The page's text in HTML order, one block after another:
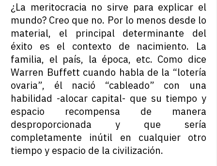
¿La meritocracia no sirve para explicar el
mundo? Creo que no. Por lo menos desde lo
material, el principal determinante del
éxito es el contexto de nacimiento. La
familia, el país, la época, etc. Como dice
Warren Buffett cuando habla de la “lotería
ovaria”, él nació “cableado” con una
habilidad -alocar capital- que su tiempo y
espacio recompensa de manera
desproporcionada y que sería
completamente inútil en cualquier otro
tiempo y espacio de la civilización.